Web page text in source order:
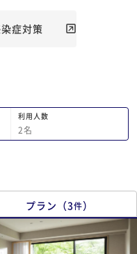
症対策
利用人数
2名
プラン （3件）